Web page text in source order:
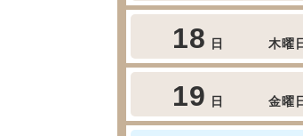
18 日 木曜
19 日 金曜